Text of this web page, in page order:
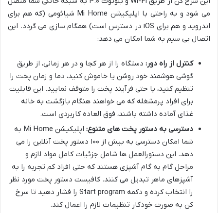
می شود و به راحتی با اپلیکیشن Mi Home شیائومی (که هم برای
اندروید و هم برای iOS در دسترس است) همگام سازی می گردد. این
اتصال بی سیم به شما امکان می دهد:
کنترل از راه دور: دستگاه را از هر کجا و در هر زمانی، از طریق
گوشی هوشمند خود روشن یا خاموش کنید، دما و زمان پخت را
تنظیم کنید، یا حتی فرآیند پخت را متوقف نمایید. این قابلیت
برای افراد پرمشغله که می خواهند هنگام بازگشت به خانه
غذای آماده داشته باشند، فوق العاده کاربردی است.
دسترسی به دستور پخت های متنوع:
اپلیکیشن Mi Home به
شما امکان دسترسی به بیش از ۱۰۰ دستور پخت آنلاین را می
دهد. این دستورالعمل ها شامل جزئیات کامل مواد لازم و
مراحل گام به گام آشپزی هستند که حتی افراد کم تجربه را به
آشپزهای ماهر تبدیل می کنند. کافیست دستور پخت مورد نظر
را انتخاب کرده و دکمه Start program را فشار دهید تا سرخ
کن به صورت خودکار تنظیمات لازم را اعمال کند.